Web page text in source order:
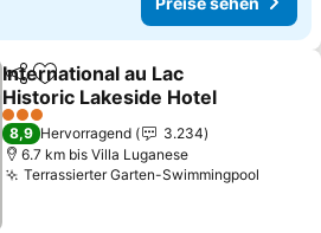
TeilenZu Favoriten hinzufügen
International au Lac
Historic Lakeside Hotel
Preise sehen
3 Sterne
8,9 Hervorragend
3.234
6.7 km bis Villa Luganese
Terrassierter Garten-Swimmingpool